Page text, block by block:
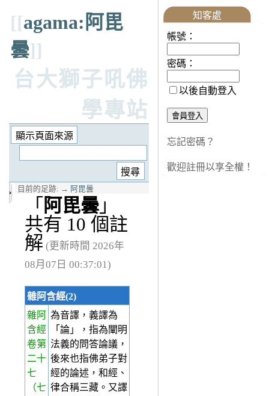
[[agama:阿毘
曇]]
台大獅子吼佛
學專站
目前的足跡: → 阿毘曇
「 阿毘曇 」
共有 10 個註
解 (更新時間 2026年
08月07日 00:37:01)
雜阿含經(2)
雜阿
含經
卷第
二十
七
（七
為音譯，義譯為
「論」，指為闡明
法義的問答論議，
後來也指佛弟子對
經的論述，和經、
律合稱三藏。又譯
知客處
帳號：
密碼：
以後自動登入
忘記密碼？
歡迎註冊以享全權！